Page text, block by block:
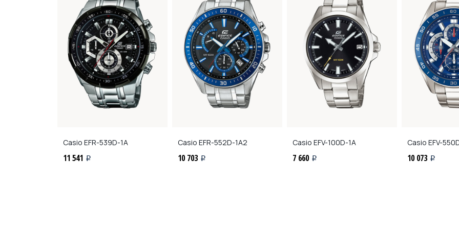
Casio EFR-539D-1A
11 541 i
Casio EFR-552D-1A2
10 703 i
Casio EFV-100D-1A
7 660 i
Casio EFV-
10 073 i